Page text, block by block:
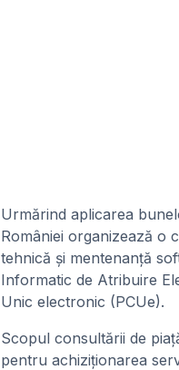
Urmărind aplicarea
României organizează o
tehnică și mentenanță
Informatic de Atribuire
Unic electronic (PCUe).
Scopul consultării de
pentru achiziționarea